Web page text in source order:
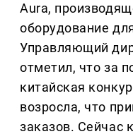
Aura,
оборудование
Управляющий
отметил, что за
китайская
возросла, что
заказов. Сейчас